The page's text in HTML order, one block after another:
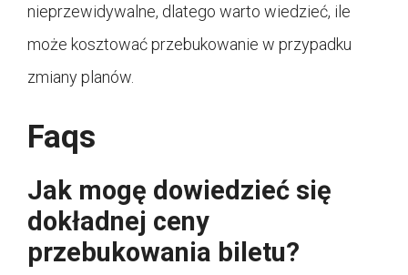
nieprzewidywalne, dlatego warto wiedzieć, ile
może kosztować przebukowanie w przypadku
zmiany planów.
Faqs
Jak mogę dowiedzieć się
dokładnej ceny
przebukowania biletu?